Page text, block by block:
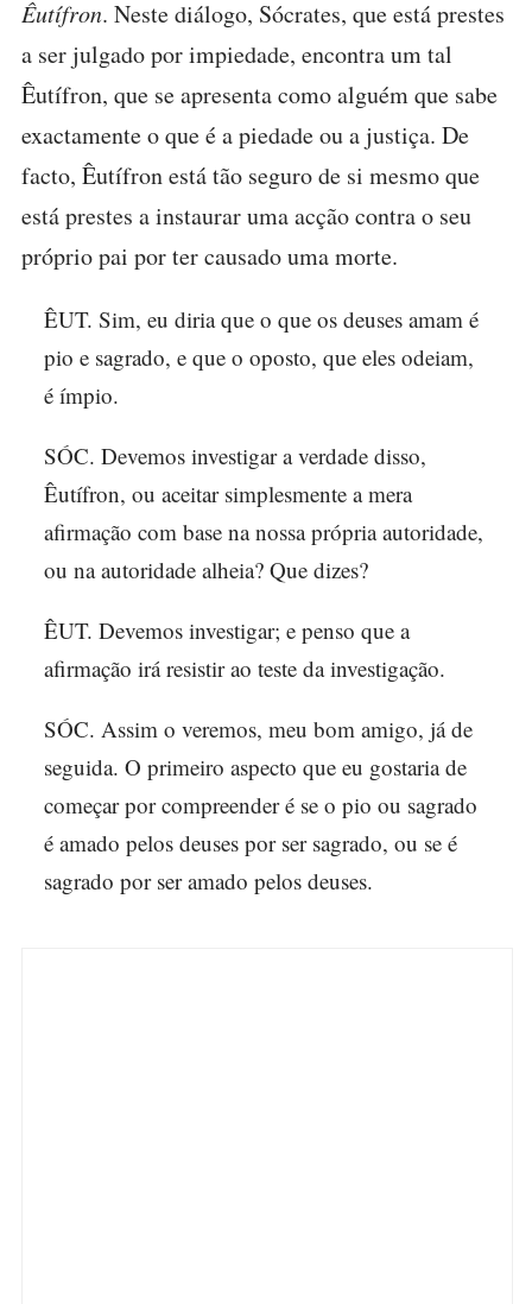
Êutífron. Neste diálogo, Sócrates, que está prestes
a ser julgado por impiedade, encontra um tal
Êutífron, que se apresenta como alguém que sabe
exactamente o que é a piedade ou a justiça. De
facto, Êutífron está tão seguro de si mesmo que
está prestes a instaurar uma acção contra o seu
próprio pai por ter causado uma morte.
ÊUT. Sim, eu diria que o que os deuses amam é
pio e sagrado, e que o oposto, que eles odeiam,
é ímpio.
SÓC. Devemos investigar a verdade disso,
Êutífron, ou aceitar simplesmente a mera
afirmação com base na nossa própria autoridade,
ou na autoridade alheia? Que dizes?
ÊUT. Devemos investigar; e penso que a
afirmação irá resistir ao teste da investigação.
SÓC. Assim o veremos, meu bom amigo, já de
seguida. O primeiro aspecto que eu gostaria de
começar por compreender é se o pio ou sagrado
é amado pelos deuses por ser sagrado, ou se é
sagrado por ser amado pelos deuses.